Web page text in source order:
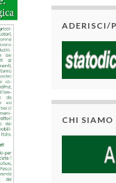
ADERISCI/
CHI SIAMO